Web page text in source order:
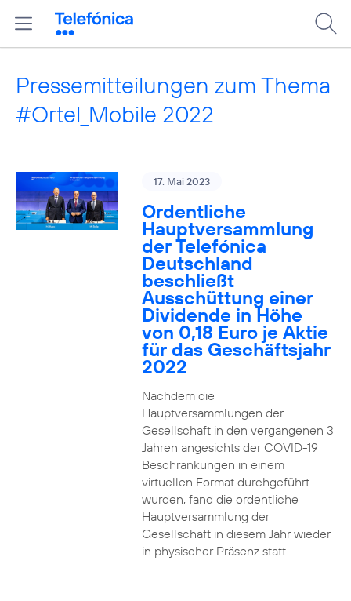
Pressemitteilungen zum Thema
#Ortel_Mobile 2022
17. Mai 2023
Ordentliche
Hauptversammlung
der Telefónica
Deutschland
beschließt
Ausschüttung einer
Dividende in Höhe
von 0,18 Euro je Aktie
für das Geschäftsjahr
2022
Nachdem die
Hauptversammlungen der
Gesellschaft in den vergangenen 3
Jahren angesichts der COVID-19
Beschränkungen in einem
virtuellen Format durchgeführt
wurden, fand die ordentliche
Hauptversammlung der
Gesellschaft in diesem Jahr wieder
in physischer Präsenz statt.